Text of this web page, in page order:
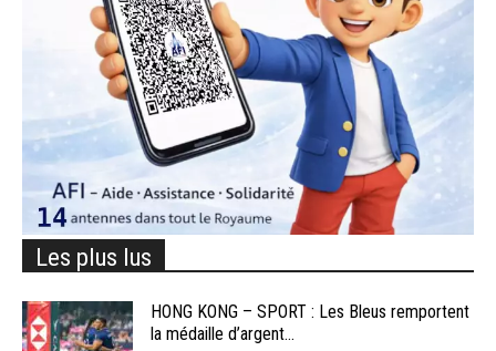
Les plus lus
HONG KONG – SPORT : Les Bleus remportent
la médaille d’argent...